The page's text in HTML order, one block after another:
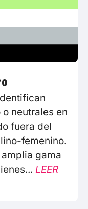
neutrales en
fuera del
femenino.
gama
LEER